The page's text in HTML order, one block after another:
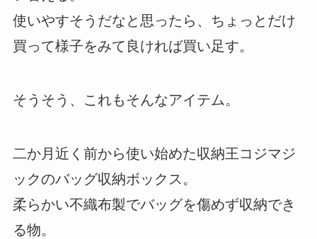
使いやすそうだなと思ったら、ちょっとだけ
買って様子をみて良ければ買い足す。
そうそう、これもそんなアイテム。
二か月近く前から使い始めた収納王コジマジ
ックのバッグ収納ボックス。
柔らかい不織布製でバッグを傷めず収納でき
る物。